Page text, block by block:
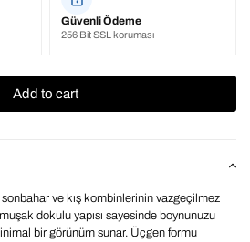
Güvenli Ödeme
256 Bit SSL koruması
ve kış kombinlerinin vazgeçilmez
dokulu yapısı sayesinde boynunuzu
bir görünüm sunar. Üçgen formu